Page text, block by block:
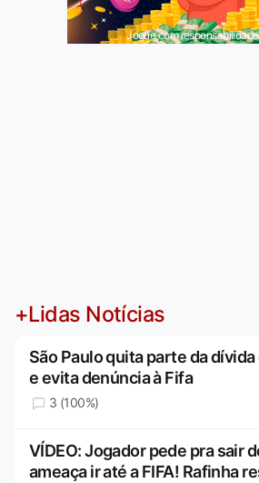
Jogue com
+Lidas Notícias
São Paulo quita parte da dívida
e evita denúncia à Fifa
3 (100%)
VÍDEO: Jogador pede pra sair
ameaça ir até a FIFA! Rafinha